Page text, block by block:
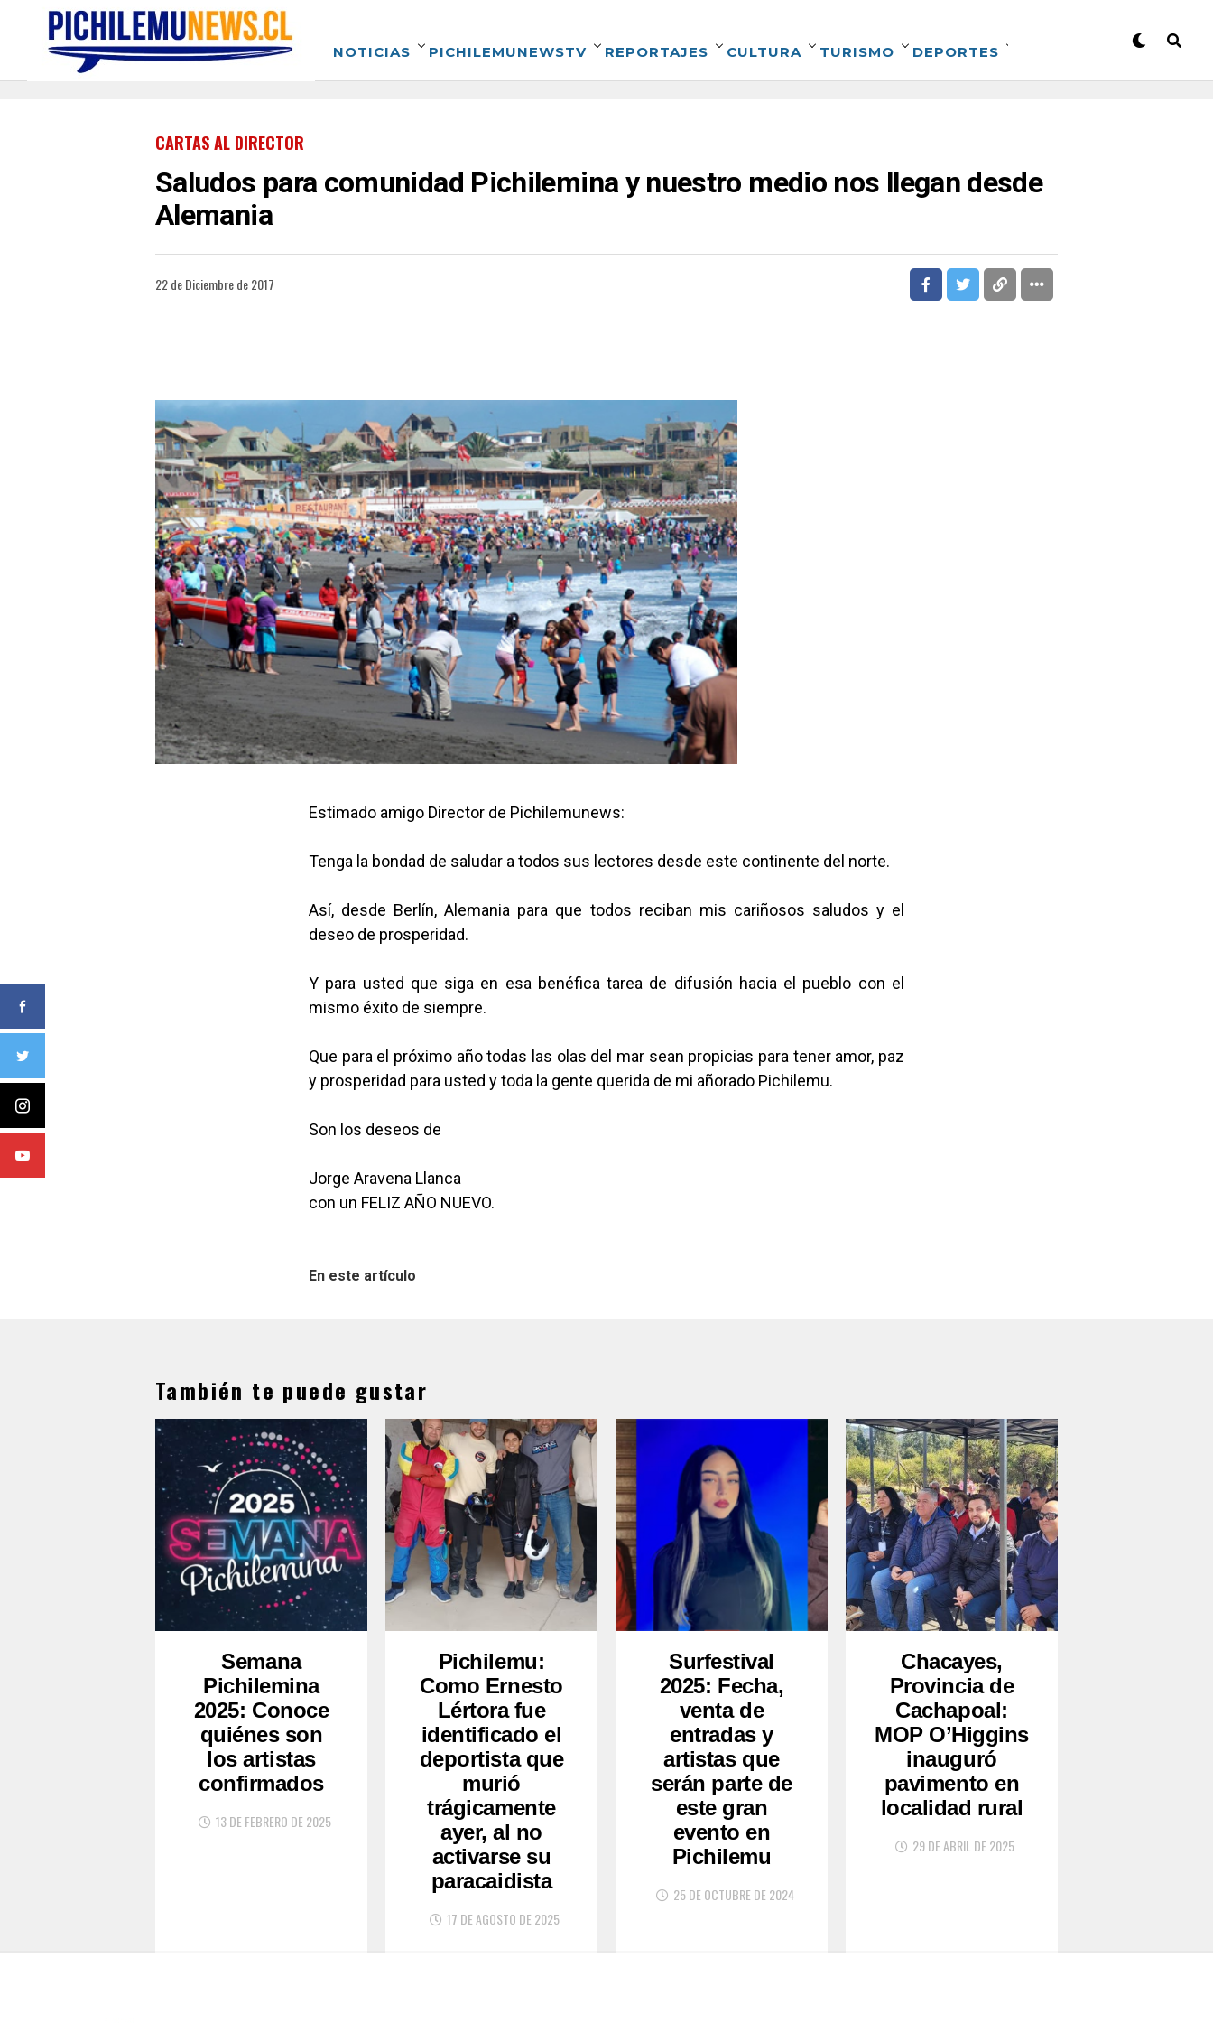
NOTICIAS PICHILEMUNEWSTV REPORTAJES CULTURA TURISMO DEPORTES
CARTAS AL DIRECTOR
Saludos para comunidad Pichilemina y nuestro medio nos llegan desde
Alemania
22 de Diciembre de 2017
Estimado amigo Director de Pichilemunews:
Tenga la bondad de saludar a todos sus lectores desde este continente del norte.
Así, desde Berlín, Alemania para que todos reciban mis cariñosos saludos y el
deseo de prosperidad.
Y para usted que siga en esa benéfica tarea de difusión hacia el pueblo con el
mismo éxito de siempre.
Que para el próximo año todas las olas del mar sean propicias para tener amor, paz
y prosperidad para usted y toda la gente querida de mi añorado Pichilemu.
Son los deseos de
Jorge Aravena Llanca
con un FELIZ AÑO NUEVO.
En este artículo
También te puede gustar
Semana
Pichilemina
2025: Conoce
quiénes son
los artistas
confirmados
13 DE FEBRERO DE 2025
Pichilemu:
Como Ernesto
Lértora fue
identificado el
deportista que
murió
trágicamente
ayer, al no
activarse su
paracaidista
17 DE AGOSTO DE 2025
Surfestival
2025: Fecha,
venta de
entradas y
artistas que
serán parte de
este gran
evento en
Pichilemu
25 DE OCTUBRE DE 2024
Chacayes,
Provincia de
Cachapoal:
MOP O’Higgins
inauguró
pavimento en
localidad rural
29 DE ABRIL DE 2025